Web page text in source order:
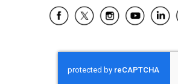
Samsung El Salvador
Samsung Honduras
Samsung Nicaragua